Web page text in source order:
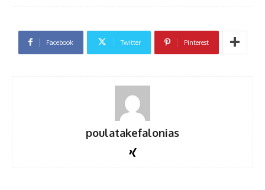
Facebook Twitter Pinterest
poulatakefalonias